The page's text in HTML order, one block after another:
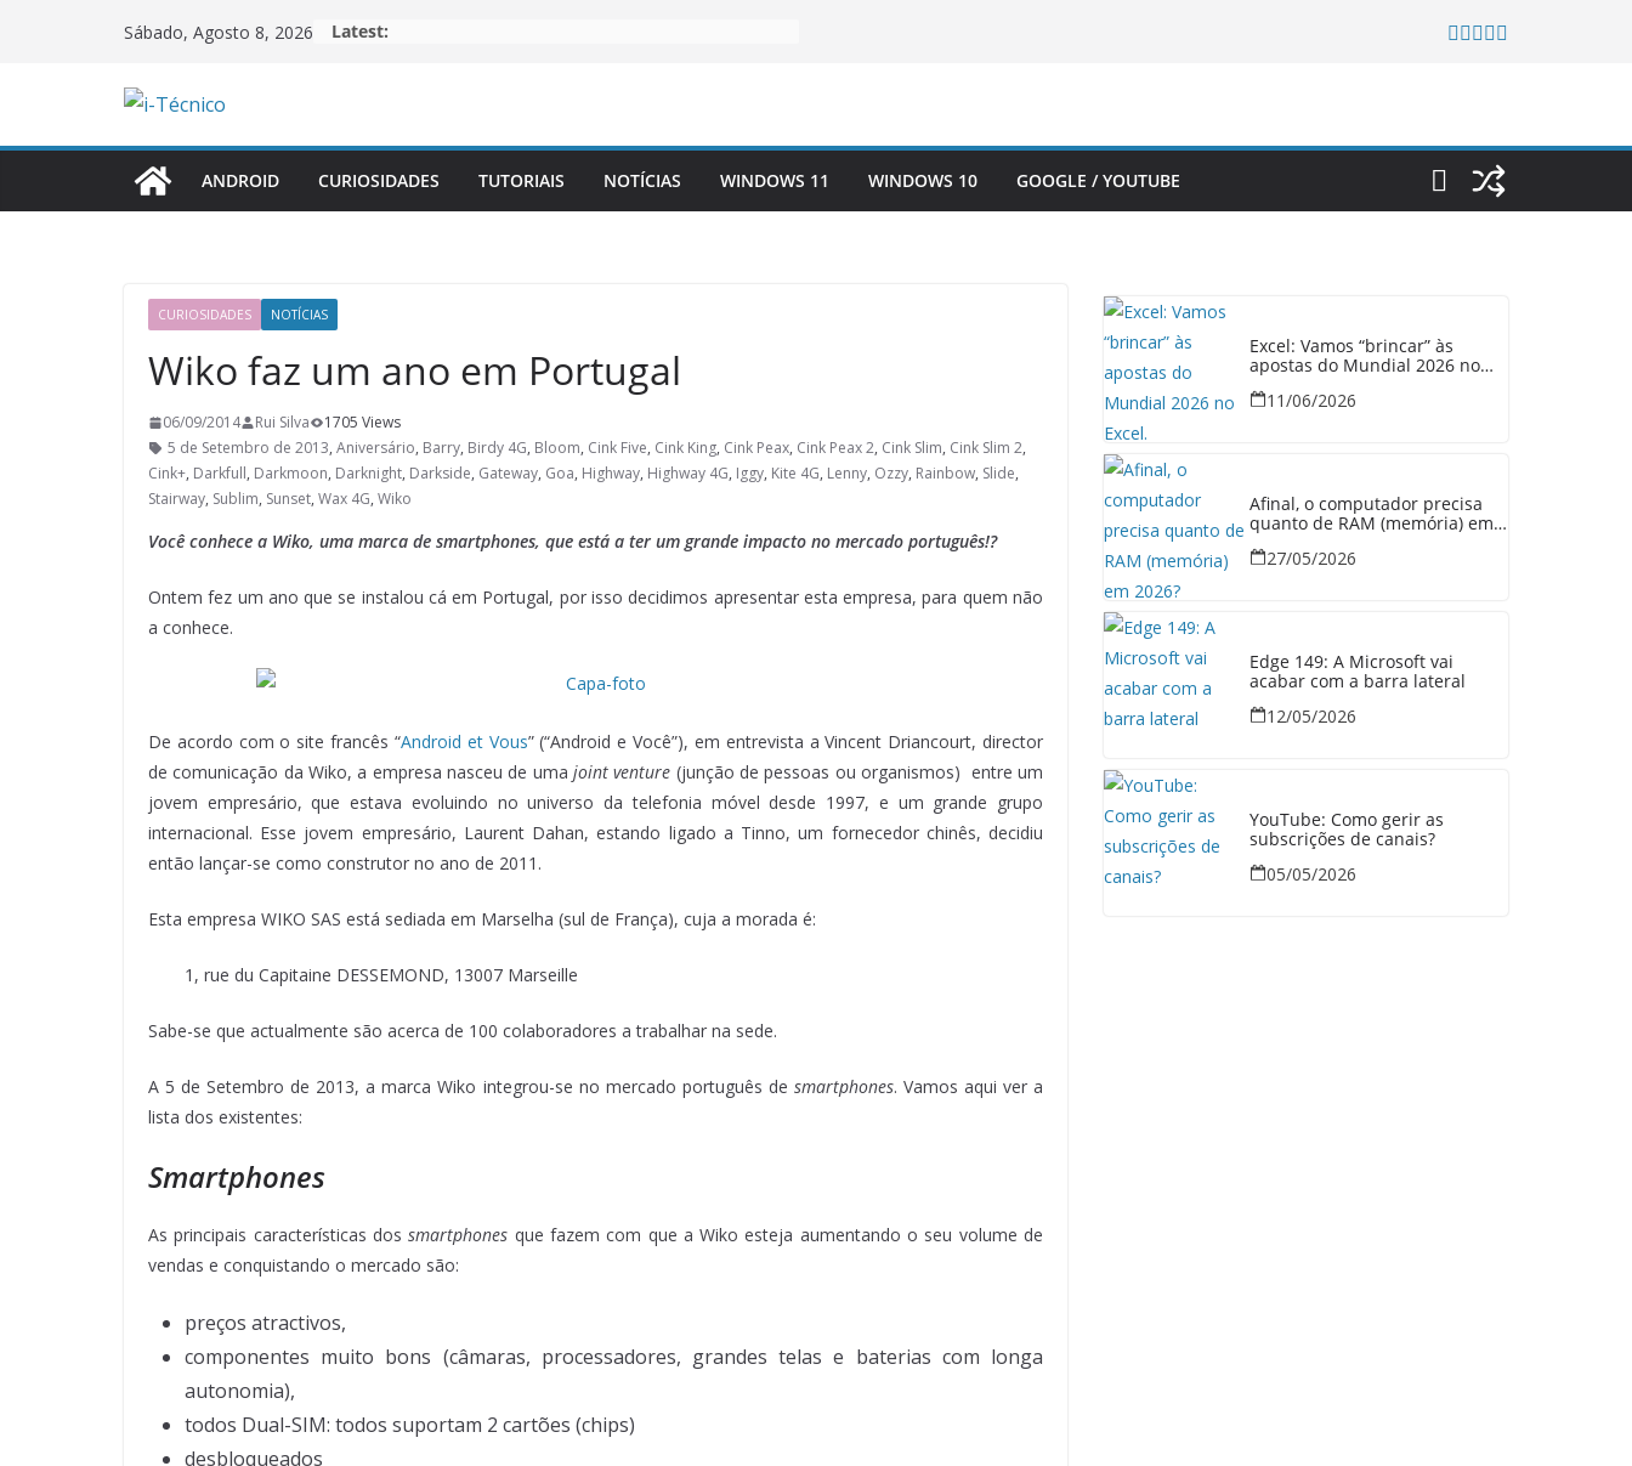
Sábado, Agosto 8, 2026 Latest:
ANDROID CURIOSIDADES TUTORIAIS NOTÍCIAS WINDOWS 11 WINDOWS 10 GOOGLE / YOUTUBE
CURIOSIDADES NOTÍCIAS
Wiko faz um ano em Portugal
06/09/2014 Rui Silva
1705 Views
5 de Setembro de 2013, Aniversário, Barry, Birdy 4G, Bloom, Cink Five, Cink King, Cink Peax, Cink Peax 2, Cink Slim, Cink Slim 2,
Cink+, Darkfull, Darkmoon, Darknight, Darkside, Gateway, Goa, Highway, Highway 4G, Iggy, Kite 4G, Lenny, Ozzy, Rainbow, Slide,
Stairway, Sublim, Sunset, Wax 4G, Wiko
Você conhece a Wiko, uma marca de smartphones, que está a ter um grande impacto no mercado português!?
Ontem fez um ano que se instalou cá em Portugal, por isso decidimos apresentar esta empresa, para quem não
a conhece.
De acordo com o site francês “Android et Vous” (“Android e Você”), em entrevista a Vincent Driancourt, director
de comunicação da Wiko, a empresa nasceu de uma joint venture (junção de pessoas ou organismos) entre um
jovem empresário, que estava evoluindo no universo da telefonia móvel desde 1997, e um grande grupo
internacional. Esse jovem empresário, Laurent Dahan, estando ligado a Tinno, um fornecedor chinês, decidiu
então lançar-se como construtor no ano de 2011.
Esta empresa WIKO SAS está sediada em Marselha (sul de França), cuja a morada é:
1, rue du Capitaine DESSEMOND, 13007 Marseille
Sabe-se que actualmente são acerca de 100 colaboradores a trabalhar na sede.
A 5 de Setembro de 2013, a marca Wiko integrou-se no mercado português de smartphones. Vamos aqui ver a
lista dos existentes:
Smartphones
As principais características dossmartphones que fazem com que a Wiko esteja aumentando o seu volume de
vendas e conquistando o mercado são:
preços atractivos,
componentes muito bons (câmaras, processadores, grandes telas e baterias com longa
autonomia),
todos Dual-SIM: todos suportam 2 cartões (chips)
desbloqueados
Excel: Vamos “brincar” às
apostas do Mundial 2026 no
11/06/2026
Afinal, o computador precisa
quanto de RAM (memória) em
27/05/2026
Edge 149: A Microsoft vai
acabar com a barra lateral
12/05/2026
YouTube: Como gerir as
subscrições de canais?
05/05/2026